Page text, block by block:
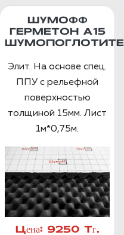
ШУМОФФ
ГЕРМЕТОН А15
Элит. На основе спец.
ППУ с рельефной
поверхностью
толщиной 15мм. Лист
1м*0,75м.
Цена: 9250 Тг.